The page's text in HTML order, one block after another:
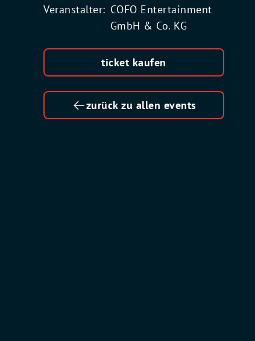
Veranstalter: COFO Entertainment
GmbH & Co. KG
ticket kaufen
zurück zu allen events